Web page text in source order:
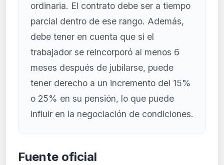
ordinaria. El contrato debe ser a tiempo
parcial dentro de ese rango. Además,
debe tener en cuenta que si el
trabajador se reincorporó al menos 6
meses después de jubilarse, puede
tener derecho a un incremento del 15%
o 25% en su pensión, lo que puede
influir en la negociación de condiciones.
Fuente oficial